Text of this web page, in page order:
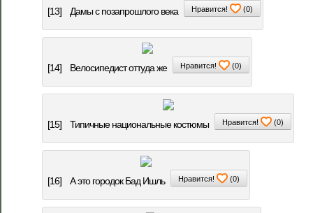
[13] Дамы с позапрошлого века Нравится! (0)
[14] Велосипедист оттуда же Нравится! (0)
[15] Типичные национальные костюмы Нравится! (0)
[16] А это городок Бад Ишль Нравится! (0)